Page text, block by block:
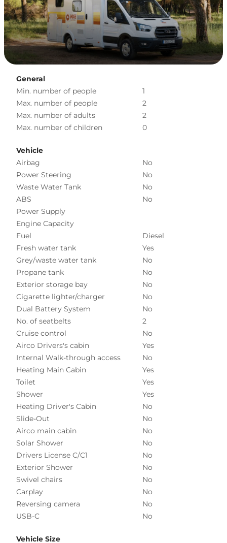
General
Min. number of people
1
Max. number of people
2
Max. number of adults
2
Max. number of children
0
Vehicle
Airbag
No
Power Steering
No
Waste Water Tank
No
ABS
No
Power Supply
Engine Capacity
Fuel
Diesel
Fresh water tank
Yes
Grey/waste water tank
No
Propane tank
No
Exterior storage bay
No
Cigarette lighter/charger
No
Dual Battery System
No
No. of seatbelts
2
Cruise control
No
Airco Drivers's cabin
Yes
Internal Walk-through access
No
Heating Main Cabin
Yes
Toilet
Yes
Shower
Yes
Heating Driver's Cabin
No
Slide-Out
No
Airco main cabin
No
Solar Shower
No
Drivers License C/C1
No
Exterior Shower
No
Swivel chairs
No
Carplay
No
Reversing camera
No
USB-C
No
Vehicle Size